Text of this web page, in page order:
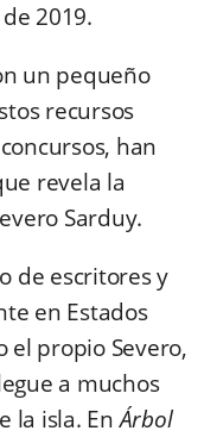
2019.
un pequeño
recursos
han
revela la
Sarduy.
de escritores y
en Estados
el propio Severo,
a muchos
la isla. EnÁrbol